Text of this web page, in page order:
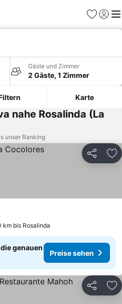
Favoriten
Gäste und Zimmer
2 Gäste, 1 Zimmer
Karte
nahe Rosalinda (La
unser Ranking
Teilen
km bis Rosalinda
genauen
Preise sehen
Teilen